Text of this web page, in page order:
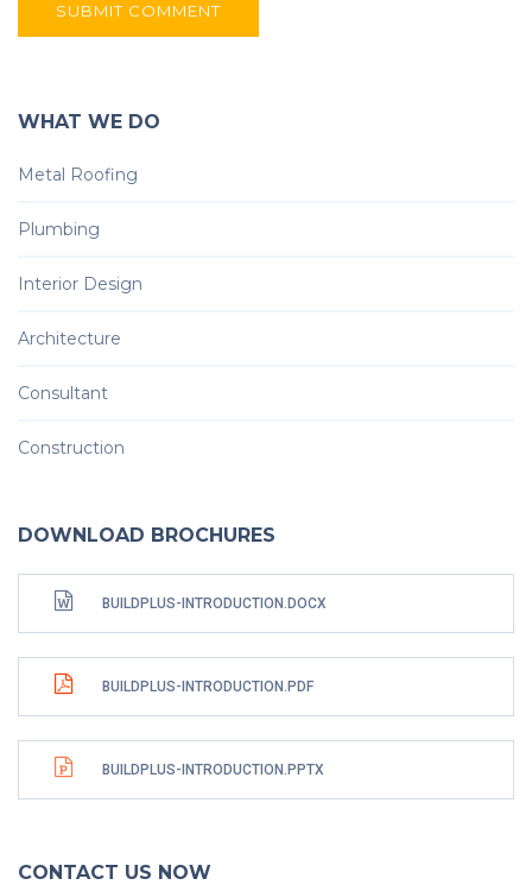
SUBMIT COMMENT
WHAT WE DO
Metal Roofing
Plumbing
Interior Design
Architecture
Consultant
Construction
DOWNLOAD BROCHURES
BUILDPLUS-INTRODUCTION.DOCX
BUILDPLUS-INTRODUCTION.PDF
BUILDPLUS-INTRODUCTION.PPTX
CONTACT US NOW